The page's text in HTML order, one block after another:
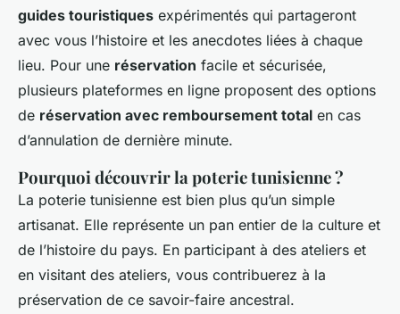
guides touristiques expérimentés qui partageront
avec vous l’histoire et les anecdotes liées à chaque
lieu. Pour une réservation facile et sécurisée,
plusieurs plateformes en ligne proposent des options
de réservation avec remboursement total en cas
d’annulation de dernière minute.
Pourquoi découvrir la poterie tunisienne ?
La poterie tunisienne est bien plus qu’un simple
artisanat. Elle représente un pan entier de la culture et
de l’histoire du pays. En participant à des ateliers et
en visitant des ateliers, vous contribuerez à la
préservation de ce savoir-faire ancestral.